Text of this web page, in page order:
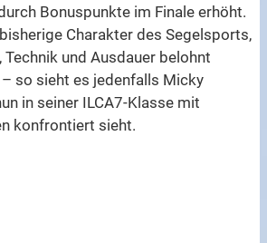
Bonuspunkte im Finale erhöht.
Charakter des Segelsports,
Technik und Ausdauer belohnt
– so sieht es jedenfalls Micky
in seiner ILCA7-Klasse mit
konfrontiert sieht.